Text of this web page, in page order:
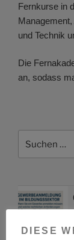
Fernkurse in
und Technik
Die
an, sodass
nach:
DIESE